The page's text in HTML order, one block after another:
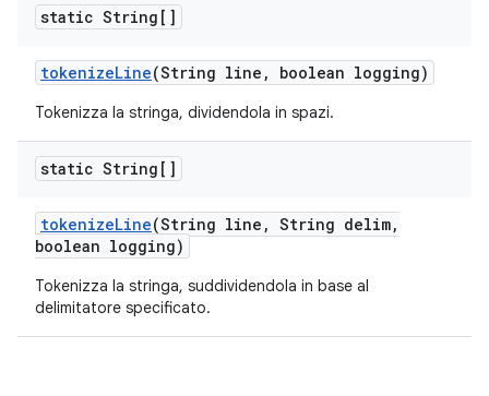
static String[]
tokenizeLine(String line , boolean logging)
Tokenizza la stringa, dividendola in spazi.
static String[]
tokenizeLine(String line , String delim,
boolean logging)
Tokenizza la stringa, suddividendola in base al
delimitatore specificato.